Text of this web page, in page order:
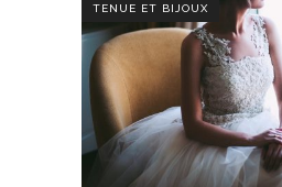
TENUE ET BIJOUX